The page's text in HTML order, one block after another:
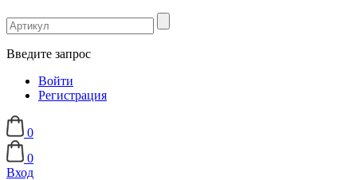
Введите запрос
Войти
Регистрация
0
0
Вход